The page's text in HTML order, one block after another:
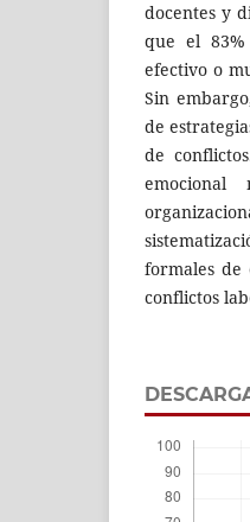
docentes y
que el
efectivo o
Sin
de
de
formales de
conflictos